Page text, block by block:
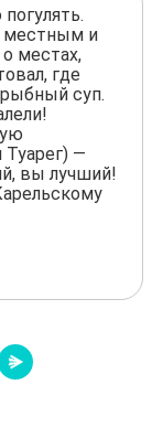
местным и
о местах,
где
суп.
—
вы лучший!